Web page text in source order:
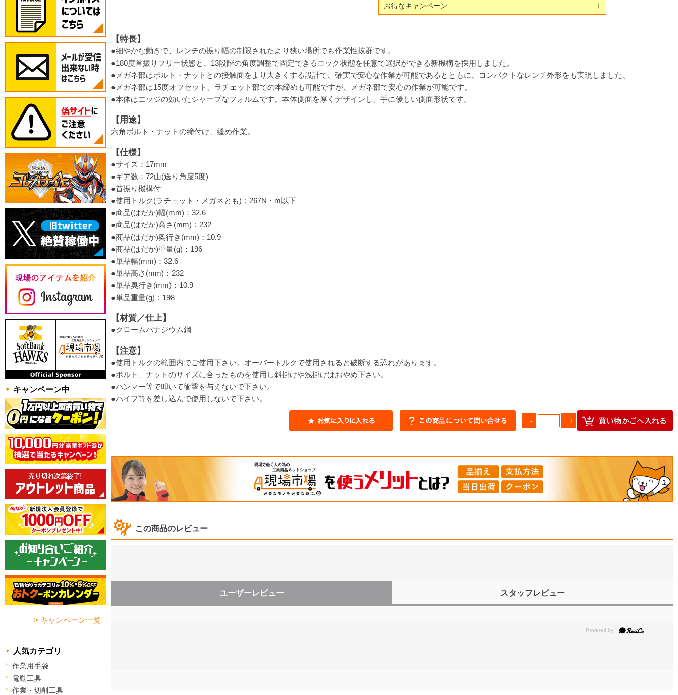
お得なキャンペーン
【特長】
●細やかな動きで、レンチの振り幅の制限されたより狭い場所でも作業性抜群です。
●180度首振りフリー状態と、13段階の角度調整で固定できるロック状態を任意で選択ができる新機構を採用しました。
●メガネ部はボルト・ナットとの接触面をより大きくする設計で、確実で安心な作業が可能であるとともに、コンパクトなレンチ外形をも実現しました。
●メガネ部は15度オフセット、ラチェット部での本締めも可能ですが、メガネ部で安心の作業が可能です。
●本体はエッジの効いたシャープなフォルムです。本体側面を厚くデザインし、手に優しい側面形状です。
【用途】
六角ボルト・ナットの締付け、緩め作業。
【仕様】
●サイズ：17mm
●ギア数：72山(送り角度5度)
●首振り機構付
●使用トルク(ラチェット・メガネとも)：267N・m以下
●商品(はだか)幅(mm)：32.6
●商品(はだか)高さ(mm)：232
●商品(はだか)奥行き(mm)：10.9
●商品(はだか)重量(g)：196
●単品幅(mm)：32.6
●単品高さ(mm)：232
●単品奥行き(mm)：10.9
●単品重量(g)：198
【材質／仕上】
●クロームバナジウム鋼
【注意】
●使用トルクの範囲内でご使用下さい。オーバートルクで使用されると破断する恐れがあります。
●ボルト、ナットのサイズに合ったものを使用し斜掛けや浅掛けはおやめ下さい。
●ハンマー等で叩いて衝撃を与えないで下さい。
●パイプ等を差し込んで使用しないで下さい。
この商品のレビュー
ユーザーレビュー スタッフレビュー
キャンペーン中
> キャンペーン一覧
人気カテゴリ
作業用手袋
電動工具
作業・切削工具